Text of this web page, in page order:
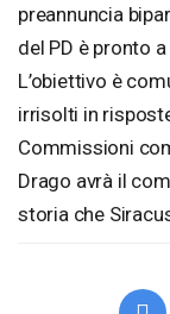
preannuncia
del PD è pronto
L’obiettivo è
irrisolti in
Commissioni
Drago avrà il
storia che